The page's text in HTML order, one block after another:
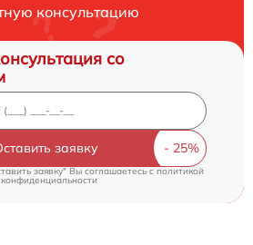
консультацию
со
заявку
заявку" Вы соглашаетесь cполитикой
конфиденциальности